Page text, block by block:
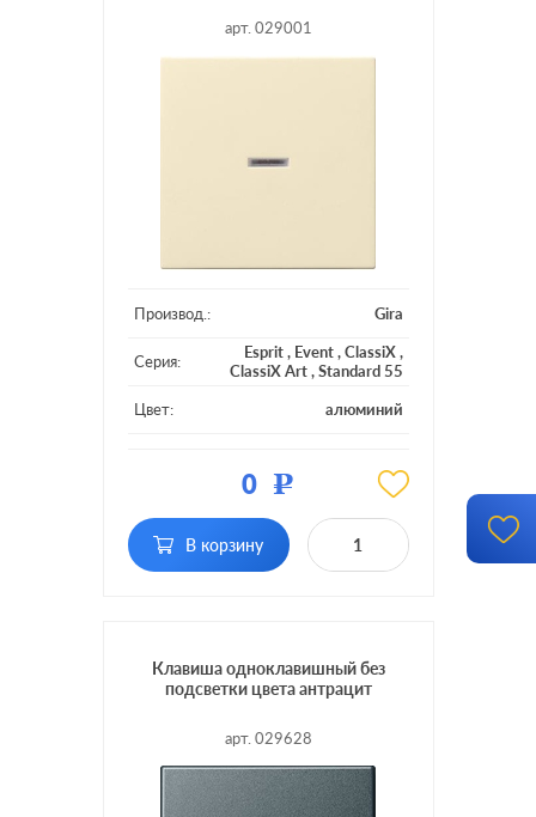
арт. 029001
Производ.: Gira
Серия: Esprit, Event,ClassiX,
ClassiX Art,Standard 55
Цвет:
алюминий
клавиш:
Подсветка:
с подсветкой, с
индикацией
0 Р
В корзину
Клавиша одноклавишный без
подсветки цвета антрацит
арт. 029628